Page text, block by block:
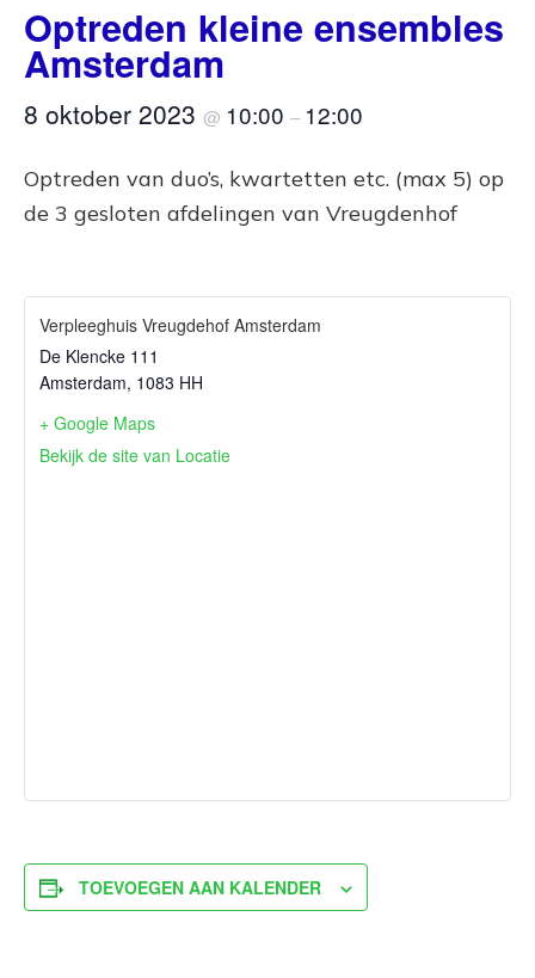
Optreden kleine ensembles
Amsterdam
8 oktober 2023 @ 10:00 – 12:00
Optreden van duo’s, kwartetten etc. (max 5) op
de 3 gesloten afdelingen van Vreugdenhof
Verpleeghuis Vreugdehof Amsterdam
De Klencke 111
Amsterdam, 1083 HH
+ Google Maps
Bekijk de site van Locatie
TOEVOEGEN AAN KALENDER